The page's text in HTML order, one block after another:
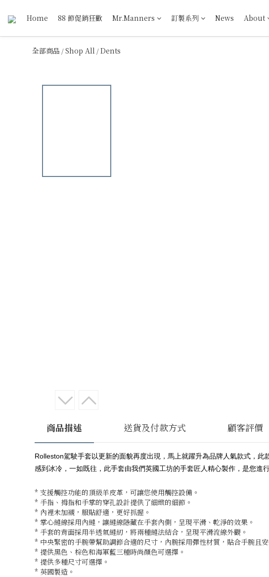
Home 88 節促銷狂歡 Mr.Manners 訂製系列 News About
全部商品 /Shop All /Dents
商品描述 送貨及付款方式 顧客評價
Rolleston駕駛手套以更新的面貌再度出現，馬上就躍升為品牌人氣款式，
感到冰冷，一如既往，此手套由我們英國工坊的手套匠人精心製作，是您進
* 支援觸控功能的頂級羊皮革，可讓您使用觸控設備。
* 手指、拇指和手掌的穿孔設計提供了細緻的細節。
* 內裡未加襯，服貼舒適，更好抓握。
* 掌心縫線採用內縫，讓縫線隱藏在手套內側，呈現平滑、乾淨的效果。
* 手套的背面採用半透氣縫紉，將兩種縫法結合，呈現平滑流線外觀。
* 中央緊密的手腕帶幫助調節合適的尺寸，內腕採用彈性材質，貼合手腕且安
* 提供黑色、棕色和海軍藍三種時尚顏色可選擇。
* 提供多種尺寸可選擇。
* 英國製造。